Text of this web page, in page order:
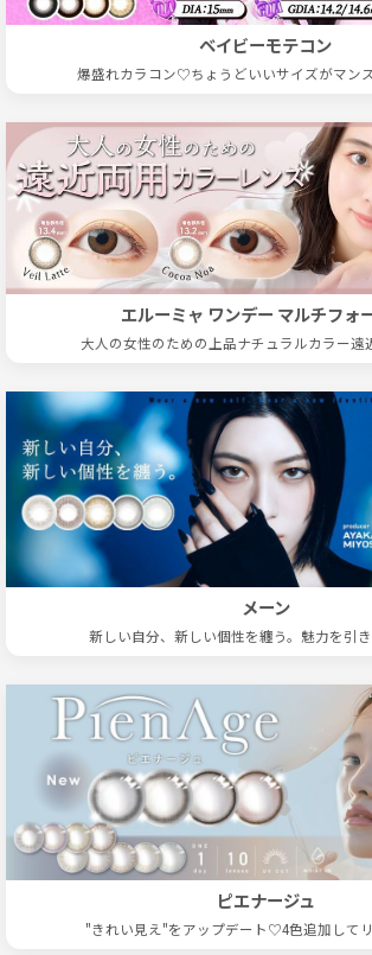
ベイビーモテコン
爆盛れカラコン♡ちょうどいいサイズがマン
エルーミャ ワンデー マルチフォ
大人の女性のための上品ナチュラルカラー遠
メーン
新しい自分、新しい個性を纏う。魅力を引
ピエナージュ
"きれい見え"をアップデート♡4色追加して